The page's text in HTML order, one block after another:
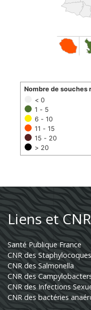
< 0
1 - 5
6 - 10
11 - 15
15 - 20
> 20
Nombre de souches
Liens et
Santé Publique France
CNR des Staphylocoques
CNR des Salmonella
CNR des
CNR des Infections
CNR des bactéries